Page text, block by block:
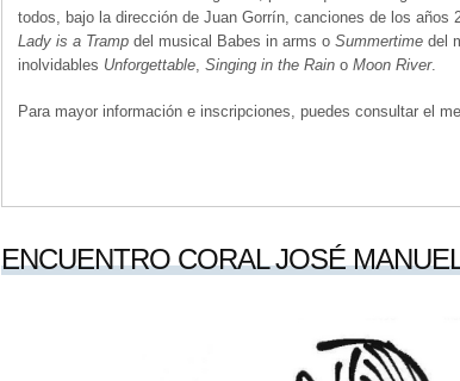
todos, bajo la dirección de Juan Gorrín, canciones de los años
Lady is a Tramp del musical Babes in arms o Summertimedel
inolvidables Unforgettable, Singing in the Raino Moon River.
Para mayor información e inscripciones, puedes consultar el
ENCUENTRO CORAL JOSÉ